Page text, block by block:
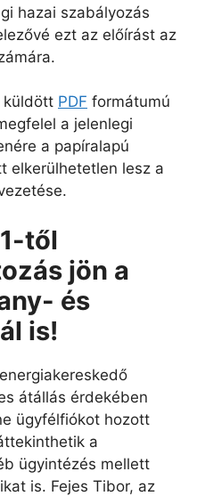
hazai szabályozás
ezt az előírást az
küldött PDF formátumú
a jelenlegi
a papíralapú
elkerülhetetlen lesz a
től
jön a
és
is!
átállás érdekében
ügyfélfiókot hozott
a
ügyintézés mellett
is. Fejes Tibor, az